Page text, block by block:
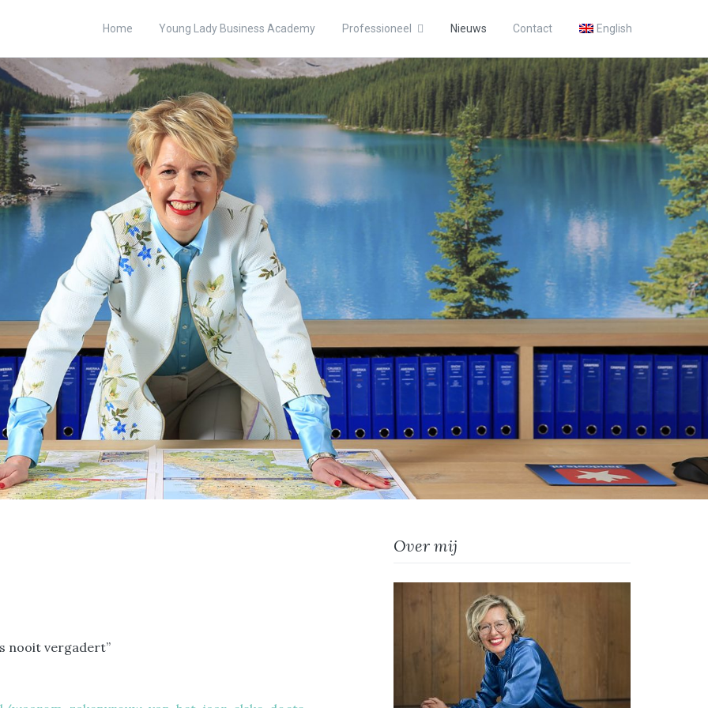
Home Young Lady Business Academy Professioneel Nieuws Contact English
nooit vergadert”
Over mij